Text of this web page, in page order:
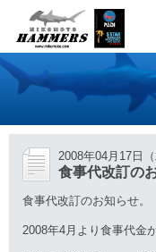
食事代改訂の
2008年04月17日（
食事代改訂のお知らせ。
2008年4月より食事代金